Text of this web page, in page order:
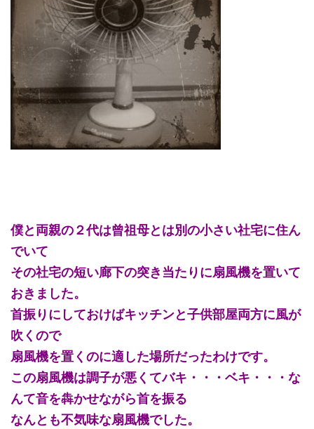
僕と両親の２代は曾祖母とは別の小さい社宅に住ん
でいて
その社宅の短い廊下の突き当たりに扇風機を置いて
おきました。
首振りにしておけばキッチンと子供部屋両方に風が
吹くので
扇風機を置くのに適した場所だったわけです。
この扇風機は調子が悪くてバキ・・・ベキ・・・な
んて音を犇かせながら首を振る
なんとも不気味な扇風機でした。